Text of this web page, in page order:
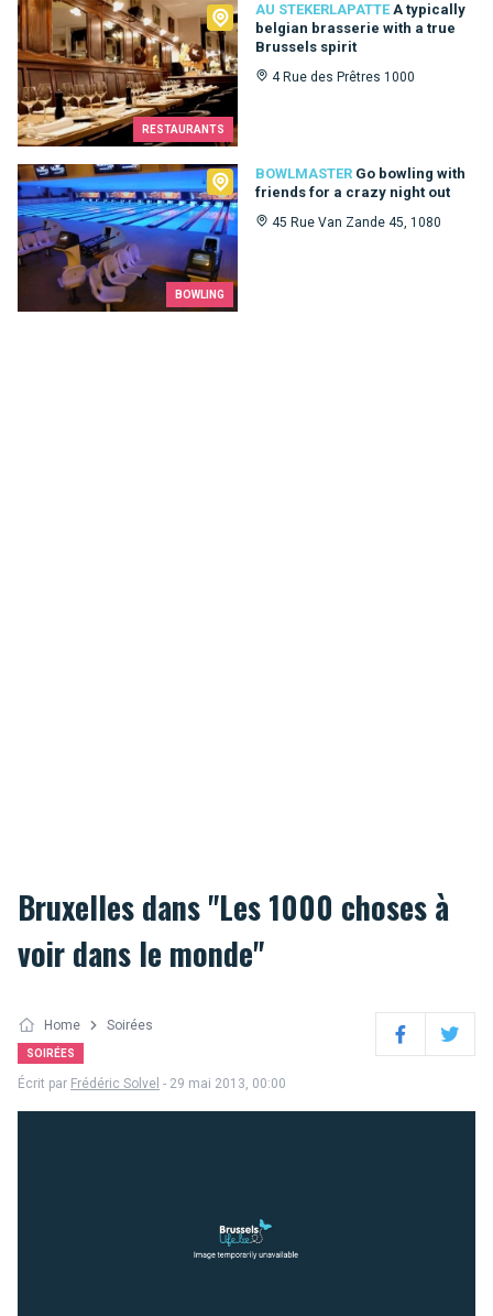
RESTAURANTS
AU STEKERLAPATTE A typically
belgian brasserie with a true
Brussels spirit
4 Rue des Prêtres 1000
Au Stekerlapatte
BOWLING
BOWLMASTER Go bowling with
friends for a crazy night out
45 Rue Van Zande 45, 1080
Bowlmaster
Bruxelles dans "Les 1000 choses à
voir dans le monde"
Home Soirées
SOIRÉES FacebookTwitter
Écrit par Frédéric Solvel - 29 mai 2013, 00:00